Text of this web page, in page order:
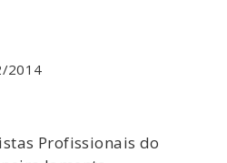
2014
Profissionais do